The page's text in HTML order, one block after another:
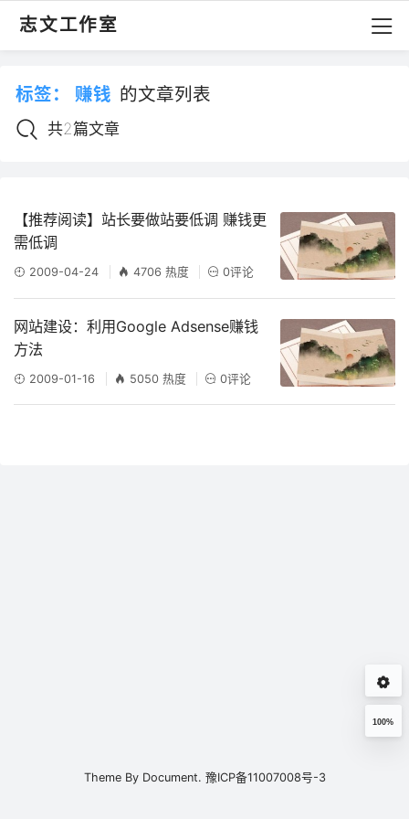
志文工作室
标签： 赚钱 的文章列表
共2篇文章
【推荐阅读】站长要做站要低调 赚钱更
需低调
2009-04-24 4706 热度 0评论
网站建设：利用Google Adsense赚钱
方法
2009-01-16 5050 热度 0评论
100%
Theme By Document. 豫ICP备11007008号-3